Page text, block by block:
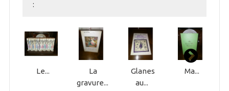
:
Le...
La
gravure...
Glanes
au...
Ma...